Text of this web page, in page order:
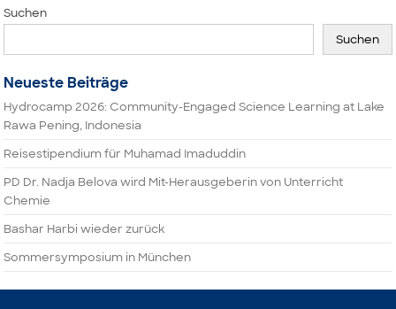
Suchen
Suchen
Neueste Beiträge
Hydrocamp 2026: Community-Engaged Science Learning at Lake
Rawa Pening, Indonesia
Reisestipendium für Muhamad Imaduddin
PD Dr. Nadja Belova wird Mit-Herausgeberin von Unterricht
Chemie
Bashar Harbi wieder zurück
Sommersymposium in München